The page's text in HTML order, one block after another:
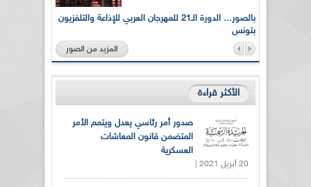
بالصور... الدورة الـ21 للمهرجان العربي للإذاعة والتلفزيون
بتونس
المزيد من الصور
الأكثر قراءة
صدور أمر رئاسي يعدل ويتمم الأمر
المتضمن قانون المعاشات
العسكرية
20 أبريل 2021 |